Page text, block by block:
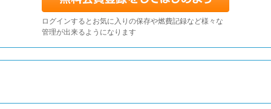
ログインするとお気に入りの保存や燃費記録など様々な
管理が出来るようになります